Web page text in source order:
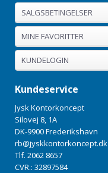
SALGSBETINGELSER
MINE FAVORITTER
KUNDELOGIN
Kundeservice
Jysk Kontorkoncept
Silovej 8, 1A
DK-9900 Frederikshavn
rb@jyskkontorkoncept.dk
Tlf. 2062 8657
CVR.: 32897584